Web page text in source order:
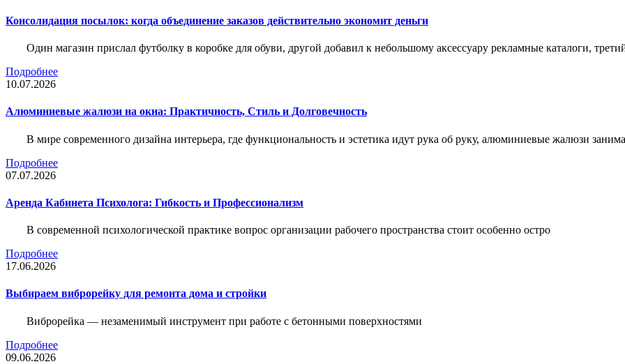
Консолидация посылок: когда объединение заказов действительно экономит деньги
Один магазин прислал футболку в коробке для обуви, другой добавил к небольшому аксессуару рекламные каталоги,
Подробнее
10.07.2026
Алюминиевые жалюзи на окна: Практичность, Стиль и Долговечность
В мире современного дизайна интерьера, где функциональность и эстетика идут рука об руку, алюминиевые жалюзи
Подробнее
07.07.2026
Аренда Кабинета Психолога: Гибкость и Профессионализм
В современной психологической практике вопрос организации рабочего пространства стоит особенно остро
Подробнее
17.06.2026
Выбираем виброрейку для ремонта дома и стройки
Виброрейка — незаменимый инструмент при работе с бетонными поверхностями
Подробнее
09.06.2026